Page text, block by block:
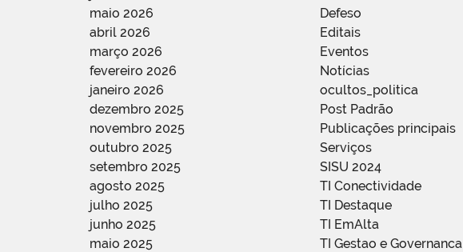
maio 2026
abril 2026
março 2026
fevereiro 2026
janeiro 2026
dezembro 2025
novembro 2025
outubro 2025
setembro 2025
agosto 2025
julho 2025
junho 2025
maio 2025
Defeso
Editais
Eventos
Notícias
ocultos_politica
Post Padrão
Publicações principais
Serviços
SISU 2024
TI Conectividade
TI Destaque
TI EmAlta
TI Gestao e Governanca